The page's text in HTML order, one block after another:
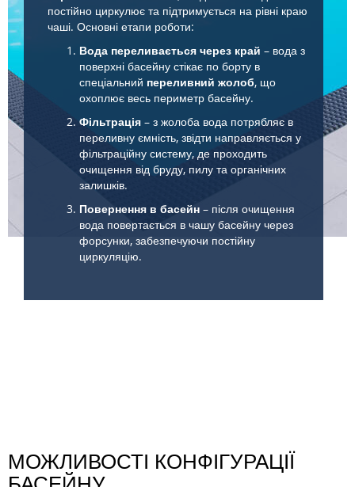
постійно циркулює та підтримується на рівні краю
чаші. Основні етапи роботи:
Вода переливається через край – вода з
поверхні басейну стікає по борту в
спеціальний переливний жолоб, що
охоплює весь периметр басейну.
Фільтрація – з жолоба вода потрябляє в
переливну ємність, звідти направляється у
фільтраційну систему, де проходить
очищення від бруду, пилу та органічних
залишків.
Повернення в басейн – після очищення
вода повертається в чашу басейну через
форсунки, забезпечуючи постійну
циркуляцію.
МОЖЛИВОСТІ КОНФІГУРАЦІЇ